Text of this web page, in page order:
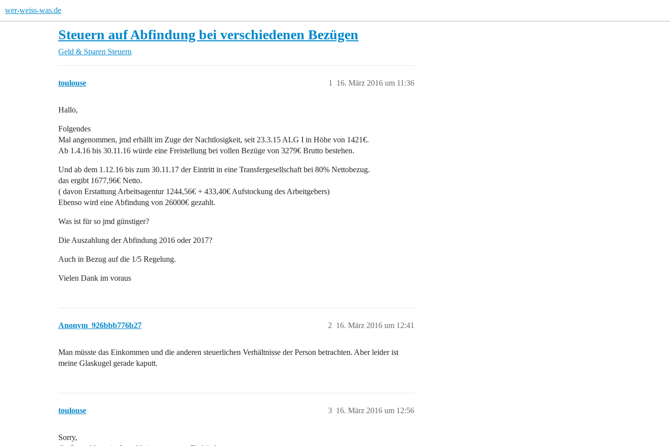
wer-weiss-was.de
Steuern auf Abfindung bei verschiedenen Bezügen
Geld & Sparen Steuern
toulouse 16. März 2016 um 11:36
1
Hallo,
Folgendes
Mal angenommen, jmd erhällt im Zuge der Nachtlosigkeit, seit 23.3.15 ALG I in Höhe von 1421€.
Ab 1.4.16 bis 30.11.16 würde eine Freistellung bei vollen Bezüge von 3279€ Brutto bestehen.
Und ab dem 1.12.16 bis zum 30.11.17 der Eintritt in eine Transfergesellschaft bei 80% Nettobezug.
das ergibt 1677,96€ Netto.
( davon Erstattung Arbeitsagentur 1244,56€ + 433,40€ Aufstockung des Arbeitgebers)
Ebenso wird eine Abfindung von 26000€ gezahlt.
Was ist für so jmd günstiger?
Die Auszahlung der Abfindung 2016 oder 2017?
Auch in Bezug auf die 1/5 Regelung.
Vielen Dank im voraus
Anonym_926bbb776b27 16. März 2016 um 12:41
2
Man müsste das Einkommen und die anderen steuerlichen Verhältnisse der Person betrachten. Aber leider ist
meine Glaskugel gerade kaputt.
toulouse 16. März 2016 um 12:56
3
Sorry,